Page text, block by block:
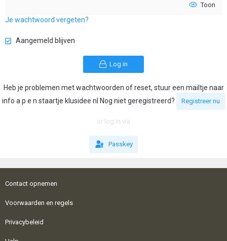
Toon
Je wachtwoord vergeten?
Aangemeld blijven
Log in
Heb je problemen met wachtwoorden of reset, stuur een mailtje naar
info a p e n staartje klusidee nl Nog niet geregistreerd?
Registreer nu
or log in via
Passkey
Contact opnemen
Voorwaarden en regels
Privacybeleid